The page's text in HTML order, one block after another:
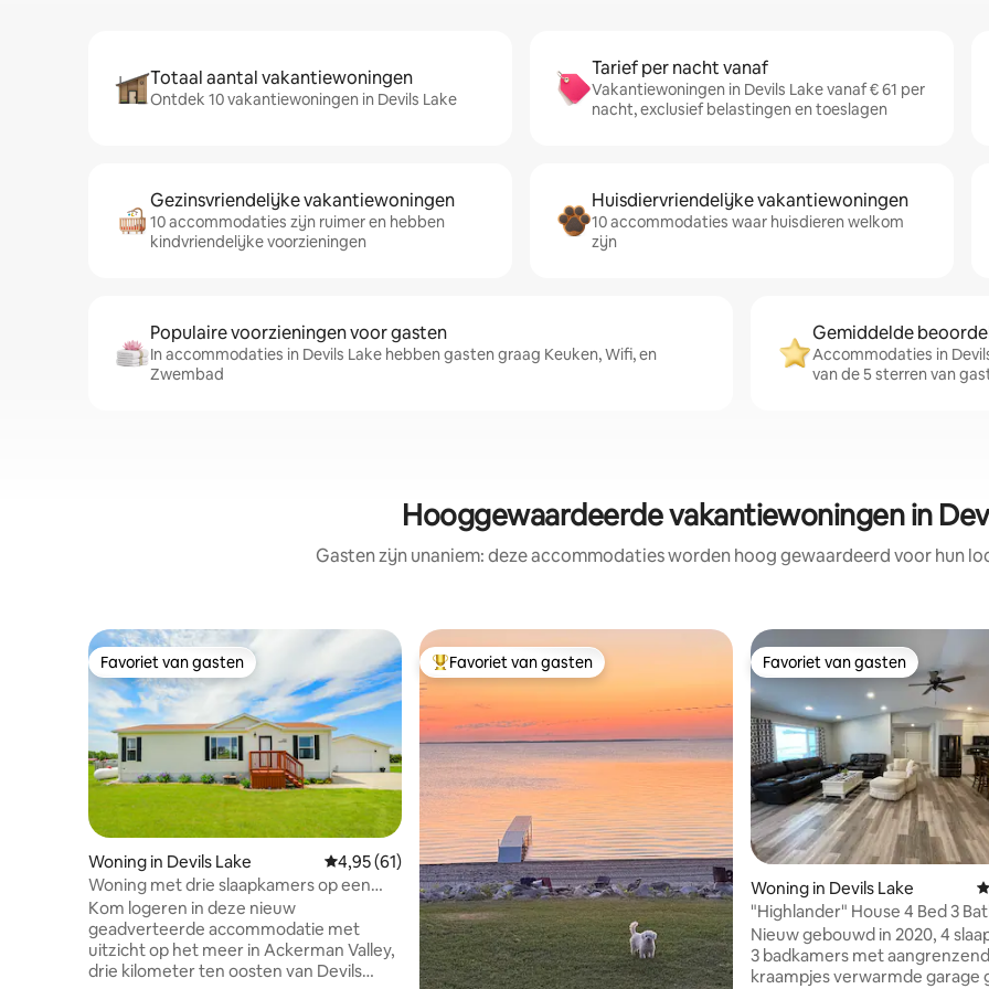
Totaal aantal vakantiewoningen
Ontdek 10 vakantiewoningen in Devils Lake
Tarief per nacht vanaf
Vakantiewoningen in Devils Lake vanaf € 61 per
nacht, exclusief belastingen en toeslagen
Gezinsvriendelijke vakantiewoningen
10 accommodaties zijn ruimer en hebben
kindvriendelijke voorzieningen
Huisdiervriendelijke vakantiewoningen
10 accommodaties waar huisdieren welkom
zijn
Populaire voorzieningen voor gasten
In accommodaties in Devils Lake hebben gasten graag Keuken, Wifi, en
Zwembad
Gemiddelde
Accommodaties in
van de 5 sterren van
Hooggewaardeerde vakantiewoningen in
Gasten zijn unaniem: deze accommodaties worden hoog gewaardeerd voor hun
Favoriet van gasten
Favoriet van gasten
Woning in Devils Lake Gemiddelde beoordeling van 4,95 op 5, 61 recensies
4,95 (61)
Woning met drie slaapkamers op een
groot perceel met uitzicht op het meer
Kom logeren in deze nieuw
geadverteerde accommodatie met
uitzicht op het meer in Ackerman Valley,
drie kilometer ten oosten van Devils
Topfavoriet van gasten
Favoriet van gasten Favoriet van gasten
Favoriet van gasten
Woning in Devils Lake
"Highlander" House 4 Bed 3
Ackerman Valley
Nieuw gebouwd in 2020, 4
3 badkamers met
kraampjes verwarmde garage